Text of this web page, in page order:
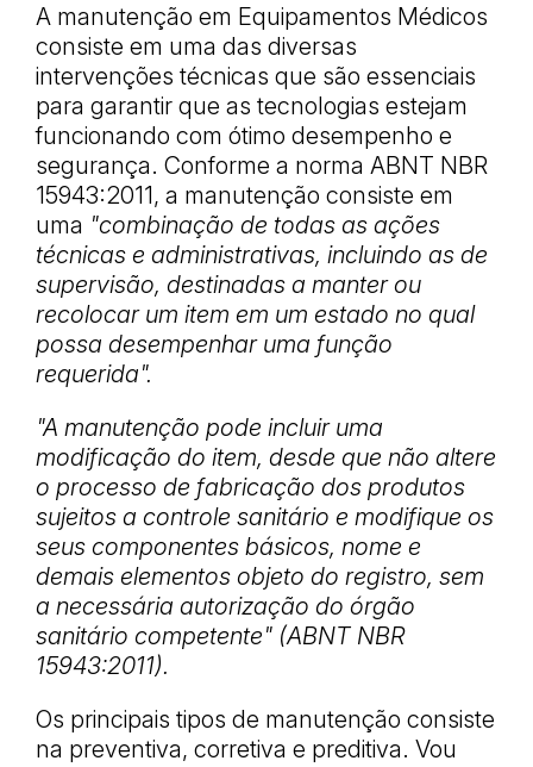
A manutenção em Equipamentos Médicos
consiste em uma das diversas
intervenções técnicas que são essenciais
para garantir que as tecnologias estejam
funcionando com ótimo desempenho e
segurança. Conforme a norma ABNT NBR
15943:2011, a manutenção consiste em
uma "combinação de todas as ações
técnicas e administrativas, incluindo as de
supervisão, destinadas a manter ou
recolocar um item em um estado no qual
possa desempenhar uma função
requerida".
"A manutenção pode incluir uma
modificação do item, desde que não altere
o processo de fabricação dos produtos
sujeitos a controle sanitário e modifique os
seus componentes básicos, nome e
demais elementos objeto do registro, sem
a necessária autorização do órgão
sanitário competente" (ABNT NBR
15943:2011).
Os principais tipos de manutenção consiste
na preventiva, corretiva e preditiva. Vou